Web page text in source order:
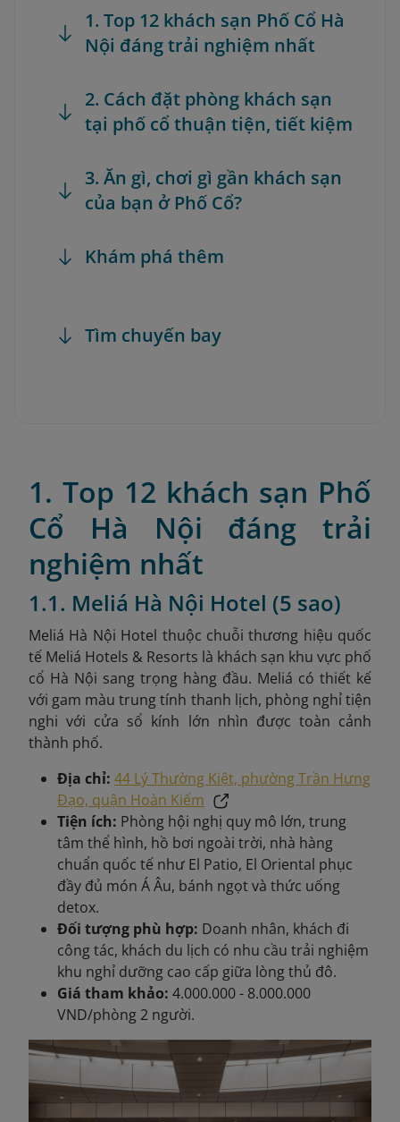
1. Top 12 khách sạn Phố Cổ Hà
Nội đáng trải nghiệm nhất
2. Cách đặt phòng khách sạn
tại phố cổ thuận tiện, tiết kiệm
3. Ăn gì, chơi gì gần khách sạn
của bạn ở Phố Cổ?
Khám phá thêm
Tìm chuyến bay
1. Top 12 khách sạn Phố
Cổ Hà Nội đáng trải
nghiệm nhất
1.1. Meliá Hà Nội Hotel (5 sao)
Meliá Hà Nội Hotel thuộc chuỗi thương hiệu quốc
tế Meliá Hotels & Resorts là khách sạn khu vực phố
cổ Hà Nội sang trọng hàng đầu. Meliá có thiết kế
với gam màu trung tính thanh lịch, phòng nghỉ tiện
nghi với cửa sổ kính lớn nhìn được toàn cảnh
thành phố.
Địa chỉ: 44 Lý Thường Kiệt, phường Trần Hưng
Đạo, quận Hoàn Kiếm
Tiện ích: Phòng hội nghị quy mô lớn, trung
tâm thể hình, hồ bơi ngoài trời, nhà hàng
chuẩn quốc tế như El Patio, El Oriental phục
đầy đủ món Á Âu, bánh ngọt và thức uống
detox.
Đối tượng phù hợp: Doanh nhân, khách đi
công tác, khách du lịch có nhu cầu trải nghiệm
khu nghỉ dưỡng cao cấp giữa lòng thủ đô.
Giá tham khảo: 4.000.000 - 8.000.000
VND/phòng 2 người.